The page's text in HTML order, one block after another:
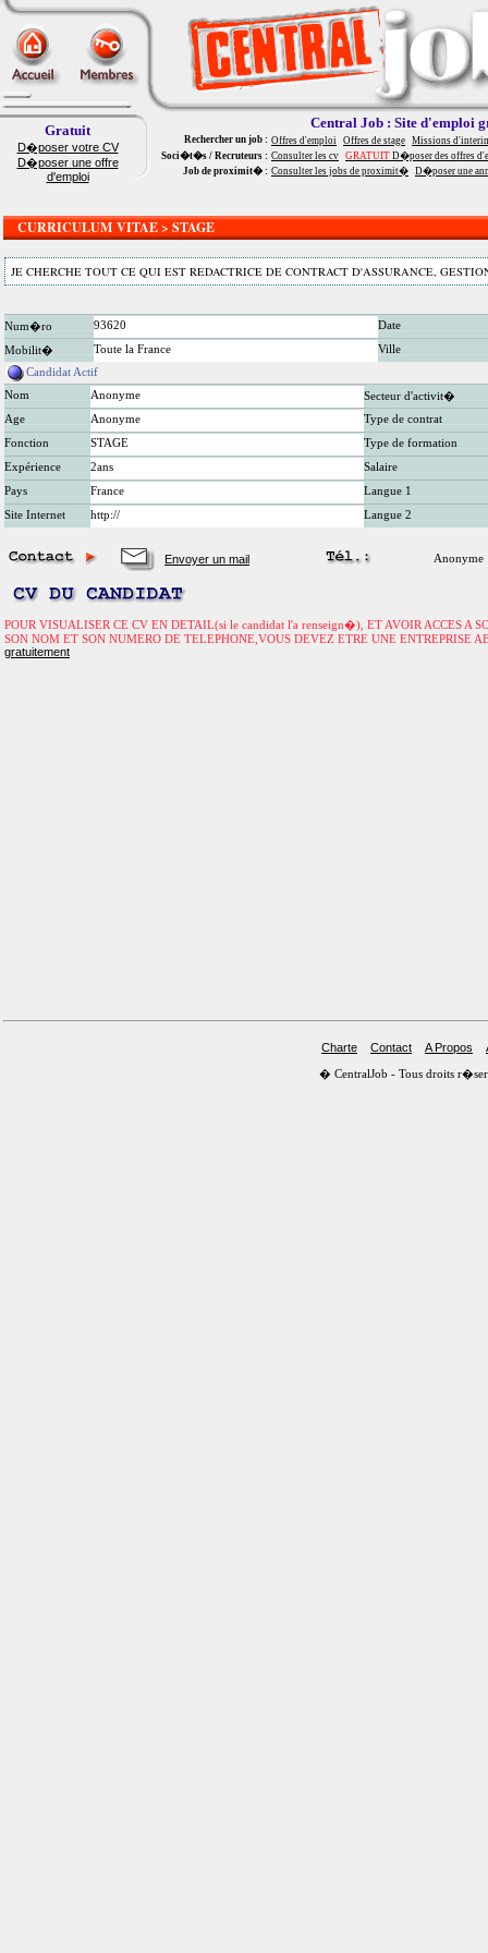
Gratuit
D�poser votre CV
D�poser une offre
d'emploi
Central Job : Site d'emploi
Rechercher un job : Offres d'emploi Offres de stage Missions
Soci�t�s / Recruteurs : Consulter les cv GRATUIT D�poser des offres
Job de proximit� : Consulter les jobs de proximit� D�poser une
CURRICULUM VITAE > STAGE
JE CHERCHE TOUT CE QUI EST REDACTRICE DE CONTRACT D'ASSURANCE,
Num�ro 93620 Date
Mobilit� Toute la France
Ville
Candidat Actif
Nom
Anonyme
Secteur d'activit�
Age
Anonyme
Type de contrat
Fonction
STAGE
Type de formation
Expérience
2ans
Salaire
Pays
France
Langue 1
Site Internet
http:// Langue 2
Envoyer un mail Anonyme
POUR VISUALISER CE CV EN DETAIL(si le candidat l'a renseign�), ET AVOIR ACCES A
SON NOM ET SON NUMERO DE TELEPHONE,VOUS DEVEZ ETRE UNE ENTREPRISE
gratuitement
Charte Contact A Propos
� CentralJob - Tous droits